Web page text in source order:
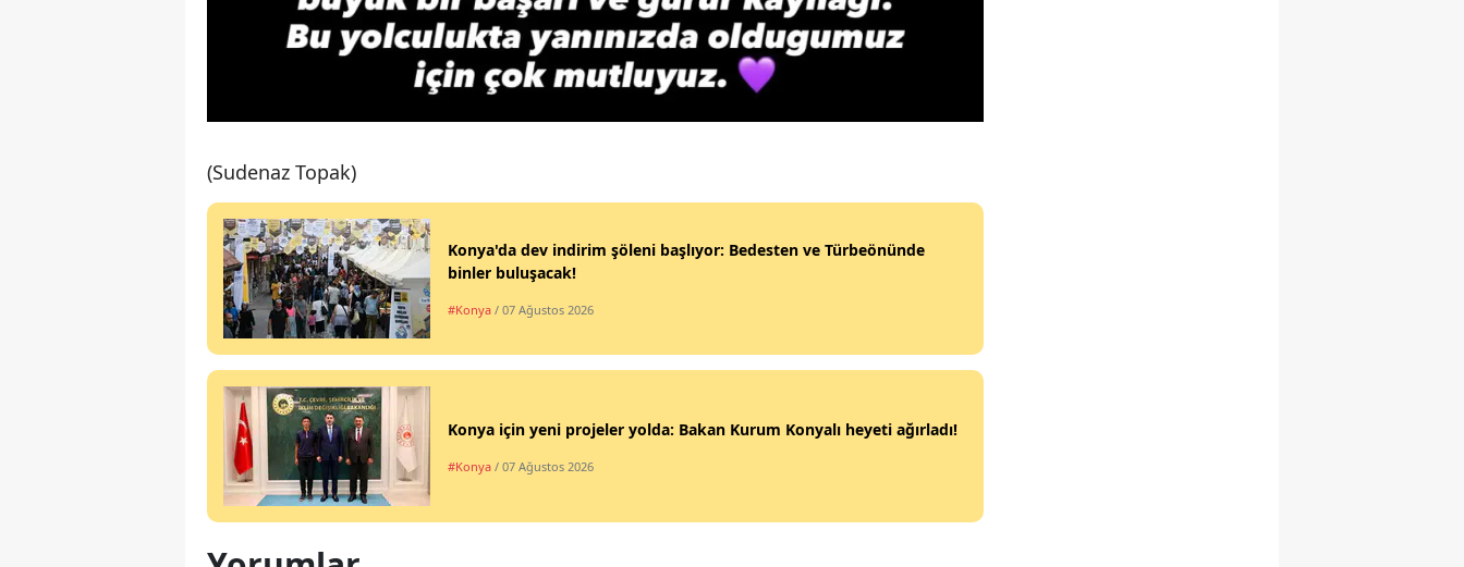
Ardahan
Iğdır
Yalova
Osmaniye
(Sudenaz Topak)
Konya'da dev indirim şöleni başlıyor: Bedesten ve Türbeönünde
binler buluşacak!
#Konya / 07 Ağustos 2026
Konya için yeni projeler yolda: Bakan Kurum Konyalı heyeti ağırladı!
#Konya / 07 Ağustos 2026